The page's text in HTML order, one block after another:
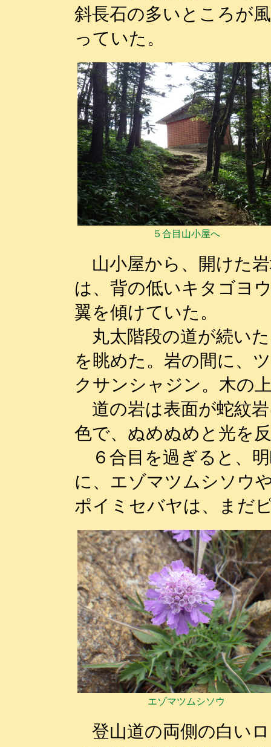
斜長石の多いところが
っていた。
５合目山小屋へ
山小屋から、開けた
は、背の低いキタゴヨ
翼を傾けていた。
丸太階段の道が続い
を眺めた。岩の間に、
クサンシャジン。木の
道の岩は表面が蛇紋
色で、ぬめぬめと光を
６合目を過ぎると、
に、エゾマツムシソウ
ポイミセバヤは、まだ
エゾマツムシソウ
登山道の両側の白い